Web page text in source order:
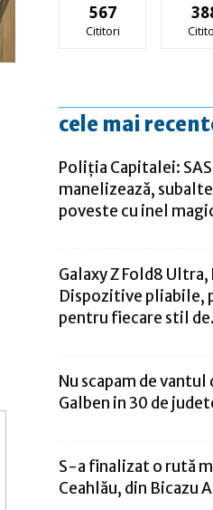
567
Cititori
cele mai
Poliția Capitalei:
manelizează,
poveste cu inel
Galaxy Z Fold8
Dispozitive pliabile,
pentru fiecare stil
Nu scapam de
Galben in 30 de
S-a finalizat o rută
Ceahlău, din Bicazu